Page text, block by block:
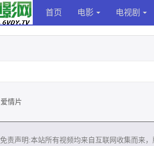
首页 电影 电视剧
爱情片
免责声明:本站所有视频均来自互联网收集而来